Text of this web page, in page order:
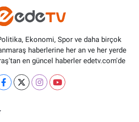
Ekonomi, Spor ve daha birçok
haberlerine her an ve her yerde
en güncel haberler edetv.com'de